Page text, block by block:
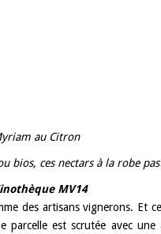
au Citron
bios, ces nectars à la robe
MV14
des artisans vignerons. Et
parcelle est scrutée avec